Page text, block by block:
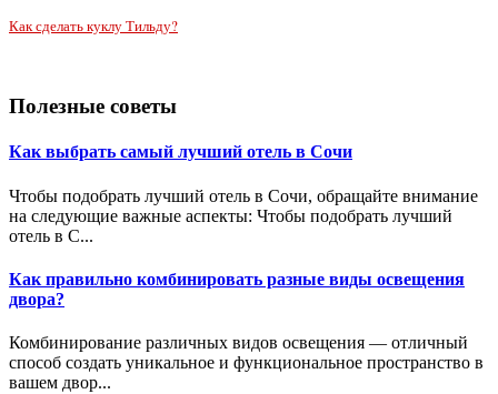
Как сделать куклу Тильду?
Полезные советы
Как выбрать самый лучший отель в Сочи
Чтобы подобрать лучший отель в Сочи, обращайте внимание
на следующие важные аспекты: Чтобы подобрать лучший
отель в С...
Как правильно комбинировать разные виды освещения
двора?
Комбинирование различных видов освещения — отличный
способ создать уникальное и функциональное пространство в
вашем двор...